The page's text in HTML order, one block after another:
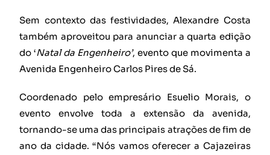
Sem contexto das festividades, Alexandre Costa
também aproveitou para anunciar a quarta edição
do ‘Natal da Engenheiro’, evento que movimenta a
Avenida Engenheiro Carlos Pires de Sá.
Coordenado pelo empresário Esuelio Morais, o
evento envolve toda a extensão da avenida,
tornando-se uma das principais atrações de fim de
ano da cidade. “Nós vamos oferecer a Cajazeiras